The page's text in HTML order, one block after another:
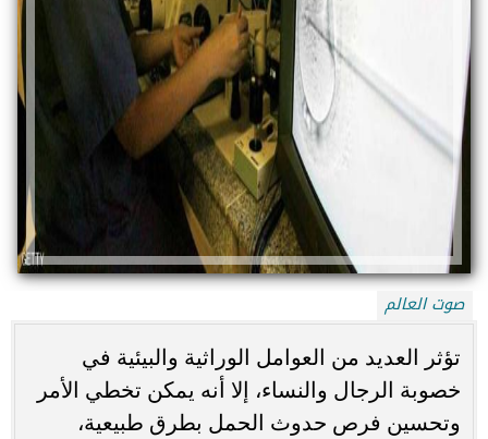
صوت العالم
تؤثر العديد من العوامل الوراثية والبيئية في
خصوبة الرجال والنساء، إلا أنه يمكن تخطي الأمر
وتحسين فرص حدوث الحمل بطرق طبيعية،